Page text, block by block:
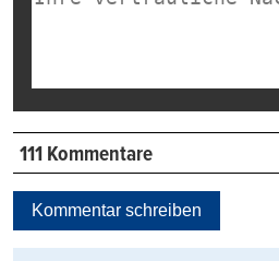
111 Kommentare
Kommentar schreiben